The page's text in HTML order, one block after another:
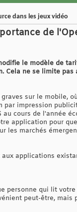
dans les jeux vidéo
de
le modèle de
ne se limite
sur le mobile,
par impression
cours de l'année
application pour
les marchés
applications
personne qui lit
peut-être,